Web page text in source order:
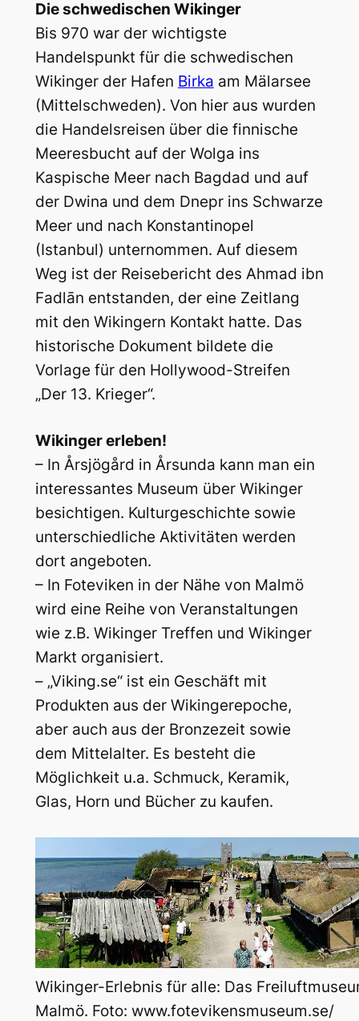
Die schwedischen Wikinger
Bis 970 war der wichtigste
Handelspunkt für die schwedischen
Wikinger der Hafen Birka am Mälarsee
(Mittelschweden). Von hier aus wurden
die Handelsreisen über die finnische
Meeresbucht auf der Wolga ins
Kaspische Meer nach Bagdad und auf
der Dwina und dem Dnepr ins Schwarze
Meer und nach Konstantinopel
(Istanbul) unternommen. Auf diesem
Weg ist der Reisebericht des Ahmad ibn
Fadlān entstanden, der eine Zeitlang
mit den Wikingern Kontakt hatte. Das
historische Dokument bildete die
Vorlage für den Hollywood-Streifen
„Der 13. Krieger“.
Wikinger erleben!
– In Årsjögård in Årsunda kann man ein
interessantes Museum über Wikinger
besichtigen. Kulturgeschichte sowie
unterschiedliche Aktivitäten werden
dort angeboten.
– In Foteviken in der Nähe von Malmö
wird eine Reihe von Veranstaltungen
wie z.B. Wikinger Treffen und Wikinger
Markt organisiert.
– „Viking.se“ ist ein Geschäft mit
Produkten aus der Wikingerepoche,
aber auch aus der Bronzezeit sowie
dem Mittelalter. Es besteht die
Möglichkeit u.a. Schmuck, Keramik,
Glas, Horn und Bücher zu kaufen.
Wikinger-Erlebnis für alle: Das
Malmö. Foto: www.fotevikensmuseum.se/